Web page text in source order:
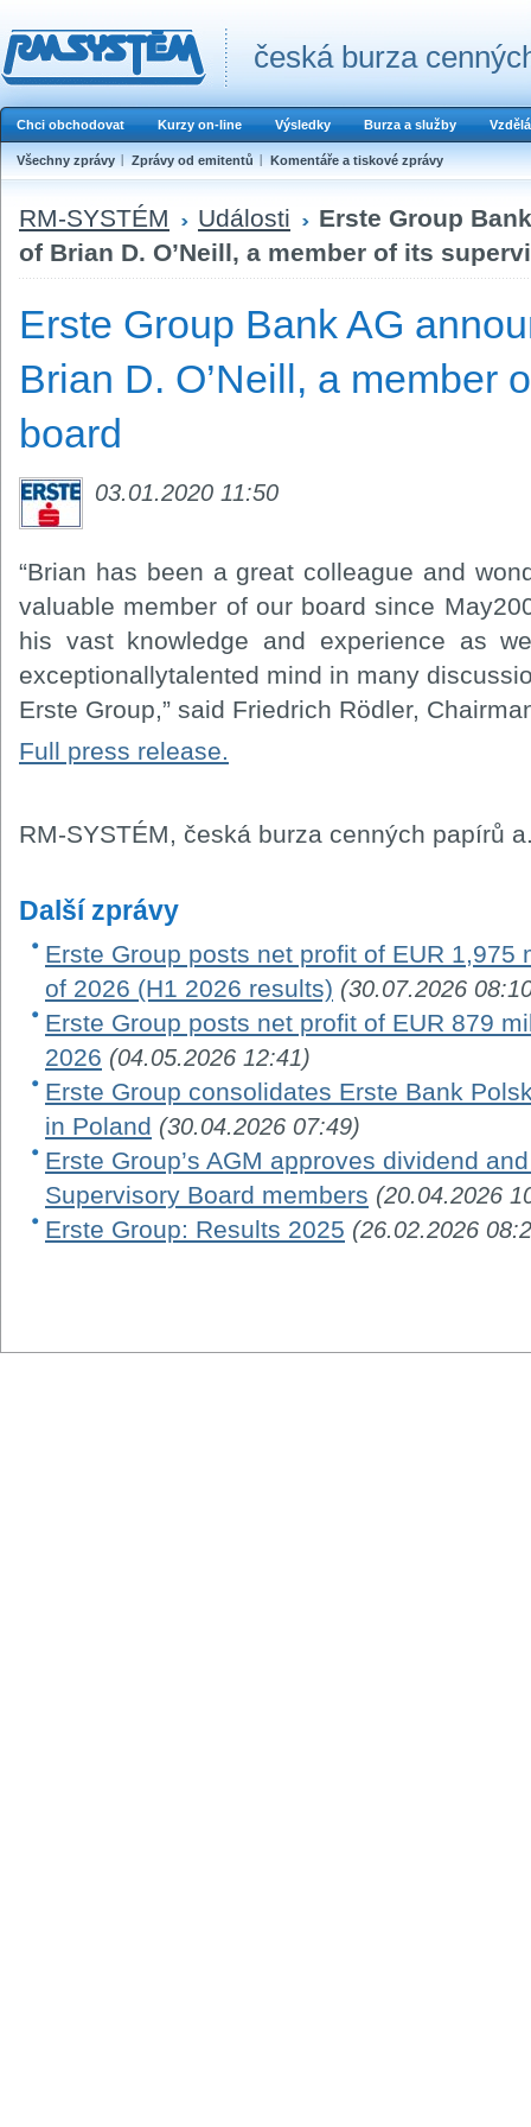
česká burza
Chci obchodovat Kurzy on-line Výsledky Burza a služby
Všechny zprávy Zprávy od emitentů Komentáře a tiskové zprávy
RM-SYSTÉM Události
Erste Group
of Brian D. O’Neill, a member of its
Erste Group Bank AG
Brian D. O’Neill, a member
board
03.01.2020 11:50
“Brian has been a great colleague and
valuable member of our board since
his vast knowledge and experience as
exceptionallytalented mind in many
Erste Group,” said Friedrich Rödler,
Full press release.
RM-SYSTÉM, česká burza cenných papírů
Další zprávy
Erste Group posts net profit of EUR
of 2026 (H1 2026 results) (30.07.2026
Erste Group posts net profit of EUR 879
2026 (04.05.2026 12:41)
Erste Group consolidates Erste Bank
in Poland (30.04.2026 07:49)
Erste Group’s AGM approves dividend
Supervisory Board members (20.04.2026
Erste Group: Results 2025 (26.02.2026